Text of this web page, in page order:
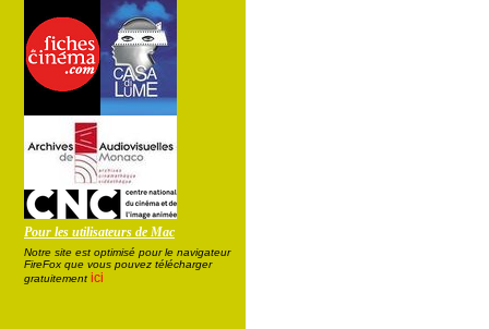
Pour les utilisateurs de Mac
Notre site est optimisé pour le navigateur
FireFox que vous pouvez télécharger
gratuitement ici